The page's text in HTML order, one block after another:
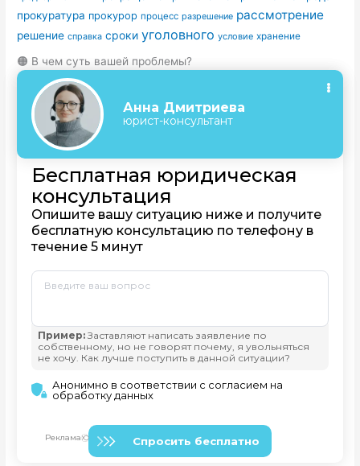
прокуратура прокурор процесс разрешение рассмотрение
решение справка сроки уголовного условие хранение
🟠 В чем суть вашей проблемы?